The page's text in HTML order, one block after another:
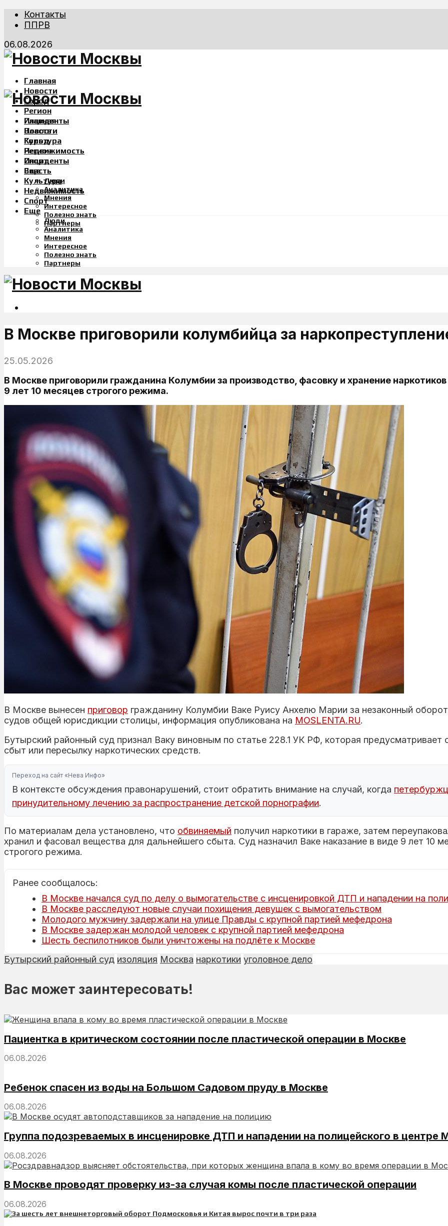
Контакты
ППРВ
06.08.2026
Главная
Новости
Город
Регион
Инциденты
Власть
Культура
Недвижимость
Спорт
Еще
Люди
Аналитика
Мнения
Интересное
Полезно знать
Партнеры
Главная
Новости
Город
Регион
Инциденты
Власть
Культура
Недвижимость
Спорт
Еще
Люди
Аналитика
Мнения
Интересное
Полезно знать
Партнеры
В Москве приговорили колумбийца за
25.05.2026
В Москве приговорили гражданина Колумбии за производство, фасовку и хранение
9 лет 10 месяцев строгого режима.
В Москве вынесен приговор гражданину Колумбии Ваке Руису Анхелю Марии за незаконный
судов общей юрисдикции столицы, информация опубликована на MOSLENTA.RU.
Бутырский районный суд признал Ваку виновным по статье 228.1 УК РФ, которая предусматривает
сбыт или пересылку наркотических средств.
Переход на сайт «Нева Инфо»
В контексте обсуждения правонарушений, стоит обратить внимание на случай, когда
принудительному лечению за распространение детской порнографии.
По материалам дела установлено, что обвиняемый получил наркотики в гараже, затем
хранил и фасовал вещества для дальнейшего сбыта. Суд назначил Ваке наказание в виде 9 лет 10
строгого режима.
Ранее сообщалось:
В Москве начался суд по делу о вымогательстве с инсценировкой ДТП и нападении на
В Москве расследуют новые случаи похищения девушек с вымогательством
Молодого мужчину задержали на улице Правды с крупной партией мефедрона
В Москве задержан молодой человек с крупной партией мефедрона
Шесть беспилотников были уничтожены на подлёте к Москве
Бутырский районный суд изоляция Москва наркотики уголовное дело
Вас может заинтересовать!
Пациентка в критическом состоянии после пластической операции в Москве
06.08.2026
Ребенок спасен из воды на Большом Садовом пруду в Москве
06.08.2026
Группа подозреваемых в инсценировке ДТП и нападении на полицейского в центре
06.08.2026
В Москве проводят проверку из-за случая комы после пластической операции
06.08.2026